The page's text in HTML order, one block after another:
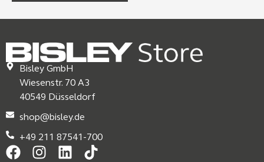
Bisley GmbH
Wiesenstr. 70 A3
40549 Düsseldorf
shop@bisley.de
+49 211 87541-700